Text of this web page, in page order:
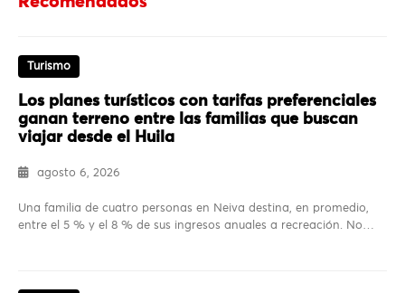
Turismo
Los planes turísticos con tarifas preferenciales
ganan terreno entre las familias que buscan
viajar desde el Huila
agosto 6, 2026
Una familia de cuatro personas en Neiva destina, en promedio,
entre el 5 % y el 8 % de sus ingresos anuales a recreación. No…